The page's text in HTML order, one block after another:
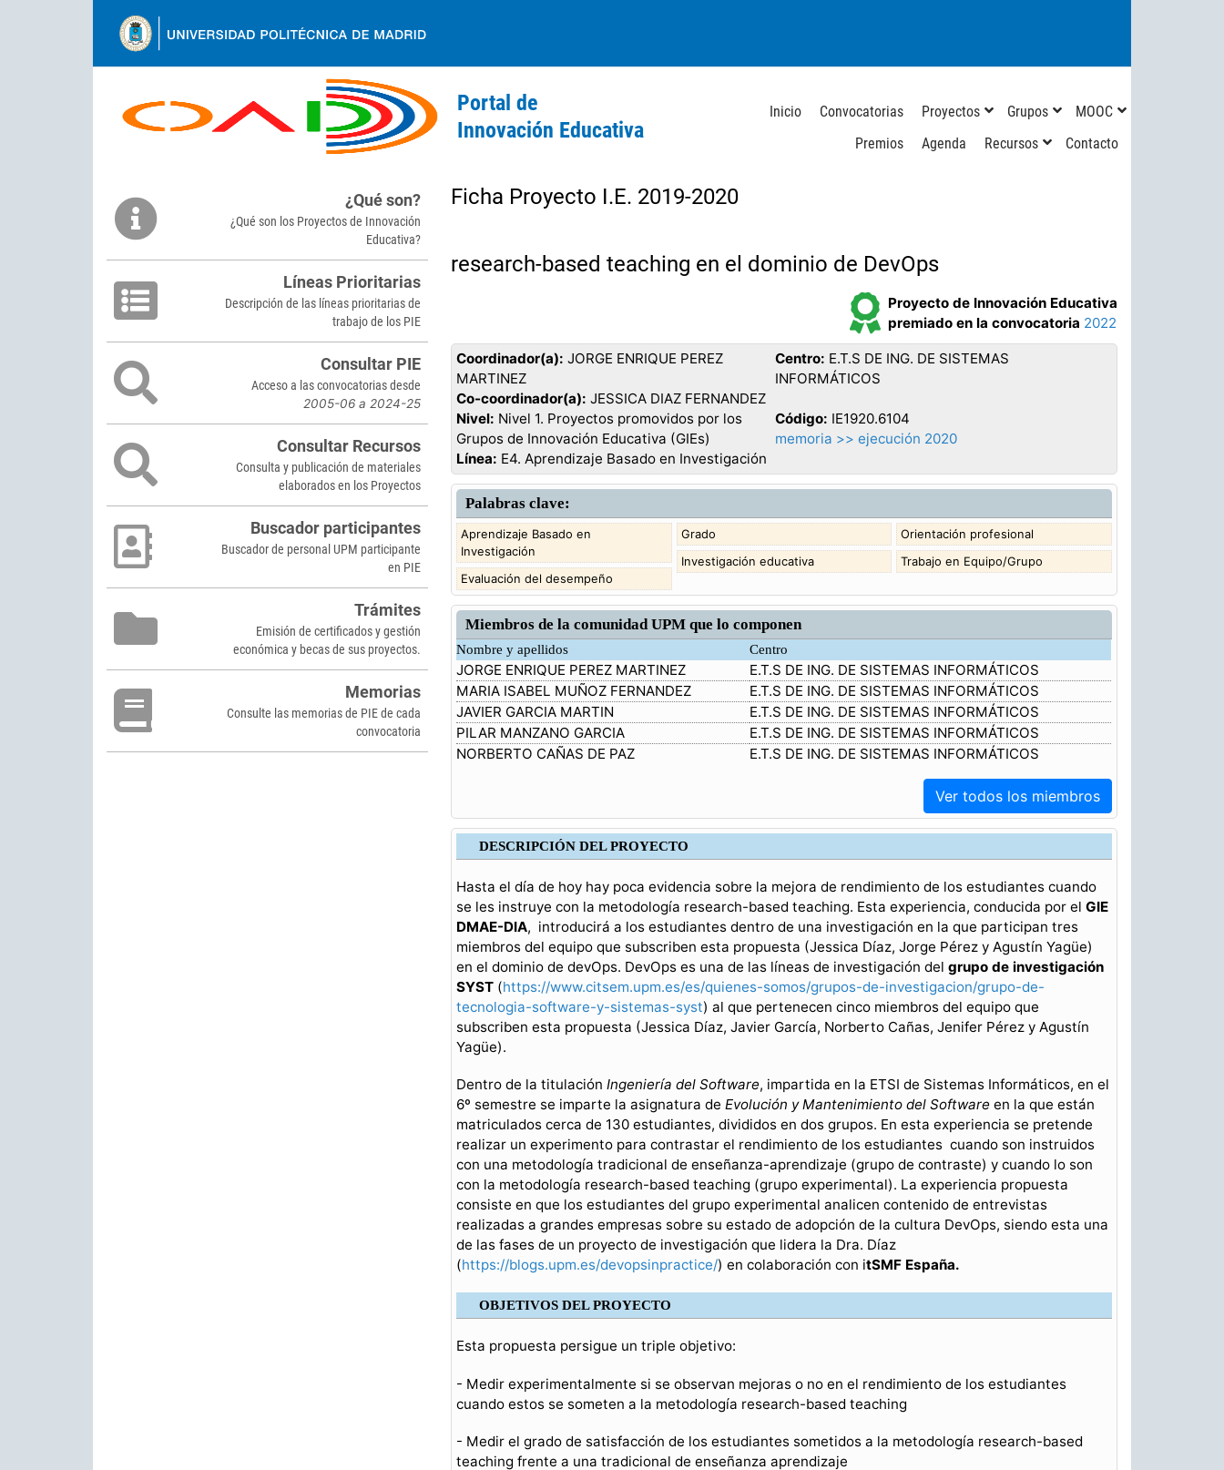
Inicio Convocatorias Proyectos Grupos
MOOC
Premios
Agenda Recursos Contacto
to
Ficha Proyecto I.E. 2019-2020
research-based teaching en el dominio de DevOps
Proyecto de Innovación Educativa
premiado en la convocatoria 2022
Coordinador(a): JORGE ENRIQUE PEREZ
MARTINEZ
Co-coordinador(a): JESSICA DIAZ FERNANDEZ
Centro: E.T.S DE ING. DE SISTEMAS
INFORMÁTICOS
Nivel: Nivel 1. Proyectos promovidos por los
Grupos de Innovación Educativa (GIEs)
Código: IE1920.6104
memoria >> ejecución 2020
Línea: E4. Aprendizaje Basado en Investigación
Palabras clave:
Aprendizaje Basado en
Investigación
Evaluación del desempeño
Grado
Investigación educativa
Orientación profesional
Trabajo en Equipo/Grupo
Miembros de la comunidad UPM que lo componen
Nombre y apellidos Centro
JORGE ENRIQUE PEREZ MARTINEZ
E.T.S DE ING. DE SISTEMAS INFORMÁTICOS
MARIA ISABEL MUÑOZ FERNANDEZ
E.T.S DE ING. DE SISTEMAS INFORMÁTICOS
JAVIER GARCIA MARTIN
E.T.S DE ING. DE SISTEMAS INFORMÁTICOS
PILAR MANZANO GARCIA
E.T.S DE ING. DE SISTEMAS INFORMÁTICOS
NORBERTO CAÑAS DE PAZ
E.T.S DE ING. DE SISTEMAS INFORMÁTICOS
Ver todos los miembros
DESCRIPCIÓN DEL PROYECTO
Hasta el día de hoy hay poca evidencia sobre la mejora de rendimiento de los estudiantes cuando
se les instruye con la metodología research-based teaching. Esta experiencia, conducida por elGIE
DMAE-DIA, introducirá a los estudiantes dentro de una investigación en la que participan tres
miembros del equipo que subscriben esta propuesta (Jessica Díaz, Jorge Pérez y Agustín Yagüe)
en el dominio de devOps. DevOps es una de las líneas de investigación delgrupo de investigación
SYST (https://www.citsem.upm.es/es/quienes-somos/grupos-de-investigacion/grupo-de-
tecnologia-software-y-sistemas-syst) al que pertenecen cinco miembros del equipo que
subscriben esta propuesta (Jessica Díaz, Javier García, Norberto Cañas, Jenifer Pérez y Agustín
Yagüe).
Dentro de la titulaciónIngeniería del Software, impartida en la ETSI de Sistemas Informáticos, en el
6º semestre se imparte la asignatura deEvolución y Mantenimiento del Software en la que están
matriculados cerca de 130 estudiantes, divididos en dos grupos. En esta experiencia se pretende
realizar un experimento para contrastar el rendimiento de los estudiantes cuando son instruidos
con una metodología tradicional de enseñanza-aprendizaje (grupo de contraste) y cuando lo son
con la metodología research-based teaching (grupo experimental). La experiencia propuesta
consiste en que los estudiantes del grupo experimental analicen contenido de entrevistas
realizadas a grandes empresas sobre su estado de adopción de la cultura DevOps, siendo esta una
de las fases de un proyecto de investigación que lidera la Dra. Díaz
(https://blogs.upm.es/devopsinpractice/) en colaboración con itSMF España.
OBJETIVOS DEL PROYECTO
Esta propuesta persigue un triple objetivo:
- Medir experimentalmente si se observan mejoras o no en el rendimiento de los estudiantes
cuando estos se someten a la metodología research-based teaching
- Medir el grado de satisfacción de los estudiantes sometidos a la metodología research-based
teaching frente a una tradicional de enseñanza aprendizaje
top
¿Qué son?
¿Qué son los Proyectos de Innovación
Educativa?
Líneas Prioritarias
Descripción de las líneas prioritarias de
trabajo de los PIE
Consultar PIE
Acceso a las convocatorias desde
2005-06 a 2024-25
Consultar Recursos
Consulta y publicación de materiales
elaborados en los Proyectos
Buscador participantes
Buscador de personal UPM participante
en PIE
Trámites
Emisión de certificados y gestión
económica y becas de sus proyectos.
Memorias
Consulte las memorias de PIE de cada
convocatoria